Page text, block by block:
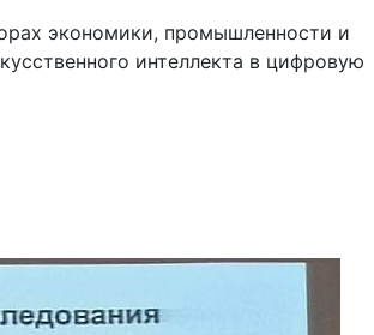
экономики, промышленности и
интеллекта в цифровую